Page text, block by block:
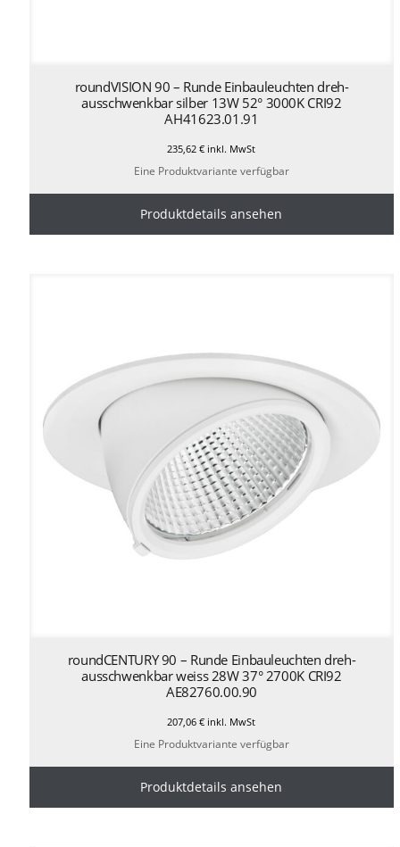
roundVISION 90 – Runde Einbauleuchten dreh-
ausschwenkbar silber 13W 52° 3000K CRI92
AH41623.01.91
235,62€ inkl. MwSt
Eine Produktvariante verfügbar
Produktdetails ansehen
roundCENTURY 90 – Runde Einbauleuchten dreh-
ausschwenkbar weiss 28W 37° 2700K CRI92
AE82760.00.90
207,06€ inkl. MwSt
Eine Produktvariante verfügbar
Produktdetails ansehen